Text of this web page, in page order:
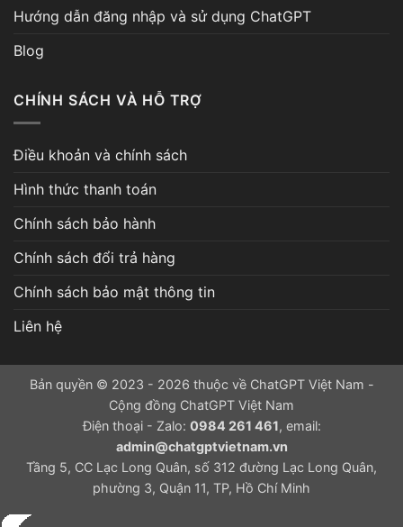
Hướng dẫn đăng nhập và sử dụng ChatGPT
Blog
CHÍNH SÁCH VÀ HỖ TRỢ
Điều khoản và chính sách
Hình thức thanh toán
Chính sách bảo hành
Chính sách đổi trả hàng
Chính sách bảo mật thông tin
Liên hệ
Bản quyền © 2023 - 2026 thuộc về ChatGPT Việt Nam -
Cộng đồng ChatGPT Việt Nam
Điện thoại - Zalo: 0984 261 461, email:
admin@chatgptvietnam.vn
Tầng 5, CC Lạc Long Quân, số 312 đường Lạc Long Quân,
phường 3, Quận 11, TP, Hồ Chí Minh